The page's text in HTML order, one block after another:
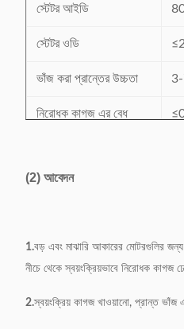
স্টেটর আইডি
স্টেটর ওডি
ভাঁজ করা প্রান্তের উচ্চতা 3-
নিরোধক কাগজ এর বেধ
পাওয়ার সাপ্লাই
মেশিনের মাত্রা
(2) আবেদন
1.বড় এবং মাঝারি আকারের মোটরগুলির
নীচে থেকে স্বয়ংক্রিয়ভাবে নিরোধক কাগজ
2.স্বয়ংক্রিয় কাগজ খাওয়ানো, প্রান্ত ভাঁজ